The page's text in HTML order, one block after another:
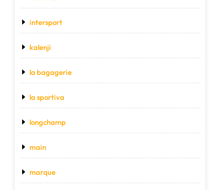
intersport
kalenji
la bagagerie
la sportiva
longchamp
main
marque